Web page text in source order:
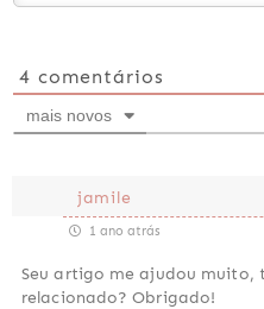
4 comentários
mais novos
jamile
1 ano atrás
Seu artigo me ajudou muito,
relacionado? Obrigado!